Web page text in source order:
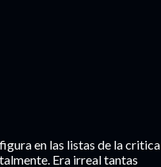
en las listas de la critica
Era irreal tantas